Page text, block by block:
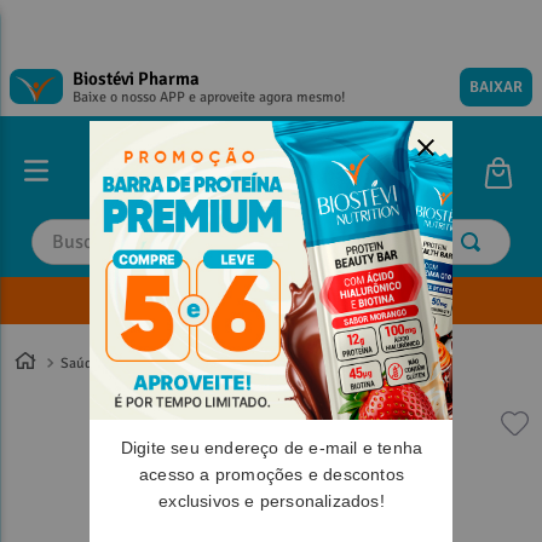
Biostévi Pharma
Baixe o nosso APP e aproveite agora mesmo! BAIXAR
Buscar
Envie sua Receita
Saúde
TERMOS MAIS BUSCADOS
magnesio
omega 3
tadalafila
TERMOS MAIS BUSCADOS
magnesio
tadalafila
Digite seu endereço de e-mail e tenha
acesso a promoções e descontos
exclusivos e personalizados!